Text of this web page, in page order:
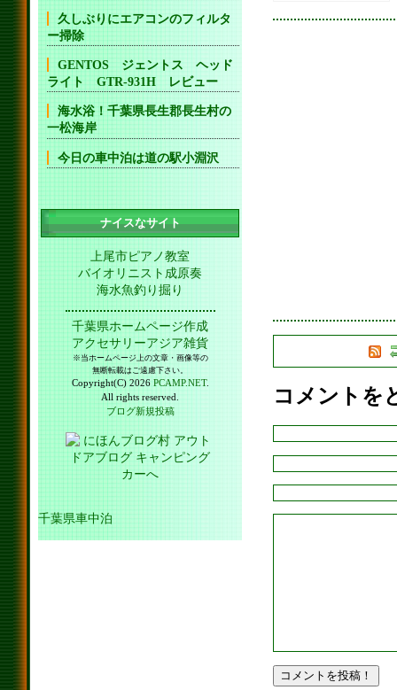
コメントを
久しぶりにエアコンのフィルタ
ー掃除
GENTOS ジェントス ヘッド
ライト GTR-931H レビュー
海水浴！千葉県長生郡長生村の
一松海岸
今日の車中泊は道の駅小淵沢
ナイスなサイト
上尾市ピアノ教室
バイオリニスト成原奏
海水魚釣り掘り
千葉県ホームページ作成
アクセサリーアジア雑貨
※当ホームページ上の文章・画像等の
無断転載はご遠慮下さい。
Copyright(C) 2026 PCAMP.NET.
All rights reserved.
ブログ新規投稿
千葉県車中泊